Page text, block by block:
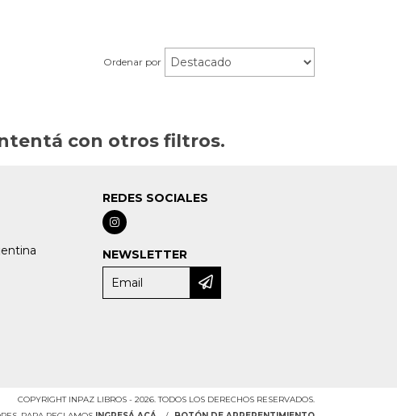
Ordenar por
con otros filtros.
REDES SOCIALES
NEWSLETTER
COPYRIGHT INPAZ LIBROS - 2026. TODOS LOS DERECHOS RESERVADOS.